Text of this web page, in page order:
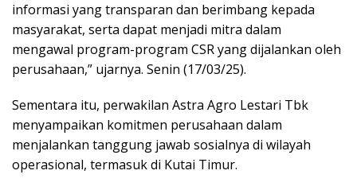
informasi yang transparan dan berimbang kepada
masyarakat, serta dapat menjadi mitra dalam
mengawal program-program CSR yang dijalankan oleh
perusahaan,” ujarnya. Senin (17/03/25).
Sementara itu, perwakilan Astra Agro Lestari Tbk
menyampaikan komitmen perusahaan dalam
menjalankan tanggung jawab sosialnya di wilayah
operasional, termasuk di Kutai Timur.